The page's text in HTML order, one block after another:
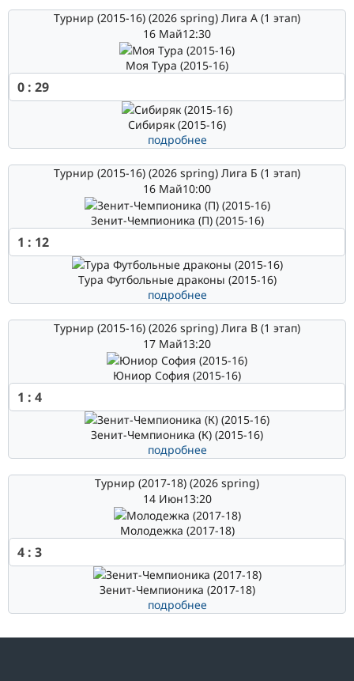
Турнир (2015-16) (2026 spring) Лига А (1 этап)
16 Май12:30
Моя Тура (2015-16)
0 : 29
Сибиряк (2015-16)
подробнее
Турнир (2015-16) (2026 spring) Лига Б (1 этап)
16 Май10:00
Зенит-Чемпионика (П) (2015-16)
1 : 12
Тура Футбольные драконы (2015-16)
подробнее
Турнир (2015-16) (2026 spring) Лига В (1 этап)
17 Май13:20
Юниор София (2015-16)
1 : 4
Зенит-Чемпионика (К) (2015-16)
подробнее
Турнир (2017-18) (2026 spring)
14 Июн13:20
Молодежка (2017-18)
4 : 3
Зенит-Чемпионика (2017-18)
подробнее